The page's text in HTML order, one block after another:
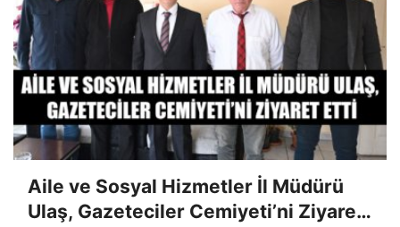
Aile ve Sosyal Hizmetler İl Müdürü
Ulaş, Gazeteciler Cemiyeti’ni Ziyaret